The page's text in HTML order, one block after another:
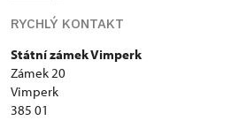
RYCHLÝ KONTAKT
Státní zámek Vimperk
Zámek 20
Vimperk
385 01